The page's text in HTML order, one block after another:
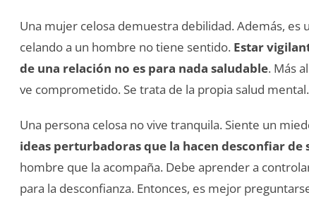
Una mujer celosa demuestra debilidad. Además,
celando a un hombre no tiene sentido. Estar
de una relación no es para nada saludable. Más
ve comprometido. Se trata de la propia salud mental.
Una persona celosa no vive tranquila. Siente un
ideas perturbadoras que la hacen desconfiar de
hombre que la acompaña. Debe aprender a
para la desconfianza. Entonces, es mejor